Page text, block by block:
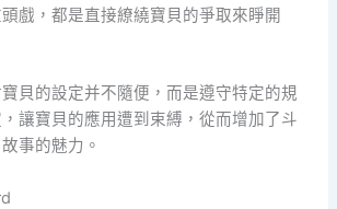
戲，都是直接繚繞寶貝的爭取來睜開
寶貝的設定并不隨便，而是遵守特定的規
讓寶貝的應用遭到束縛，從而增加了斗
事的魅力。